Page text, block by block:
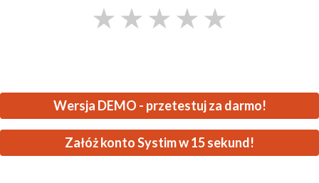
★★★★★
Wersja DEMO - przetestuj za darmo!
Załóż konto Systim w 15 sekund!